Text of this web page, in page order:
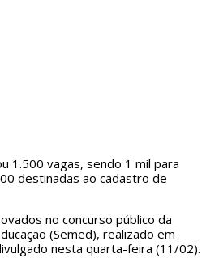
1.500 vagas, sendo 1 mil para
destinadas ao cadastro de
no concurso público da
(Semed), realizado em
nesta quarta-feira (11/02).